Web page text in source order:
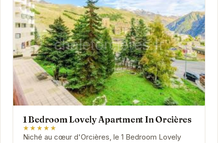
1 Bedroom Lovely Apartment In Orcières
★★★★★
Niché au cœur d'Orcières, le 1 Bedroom Lovely